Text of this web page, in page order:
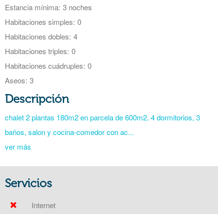
Estancia mínima: 3 noches
Habitaciones simples: 0
Habitaciones dobles: 4
Habitaciones triples: 0
Habitaciones cuádruples: 0
Aseos: 3
Descripción
chalet 2 plantas 180m2 en parcela de 600m2. 4 dormitorios, 3
baños, salon y cocina-comedor con ac...
ver más
Servicios
Internet